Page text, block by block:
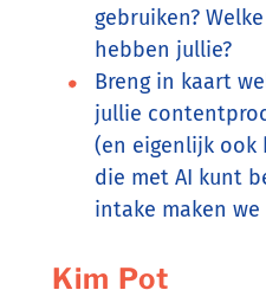
gebruiken?
hebben jullie?
Breng in kaart
jullie
(en eigenlijk ook
die met AI kunt
intake maken
Kim Pot